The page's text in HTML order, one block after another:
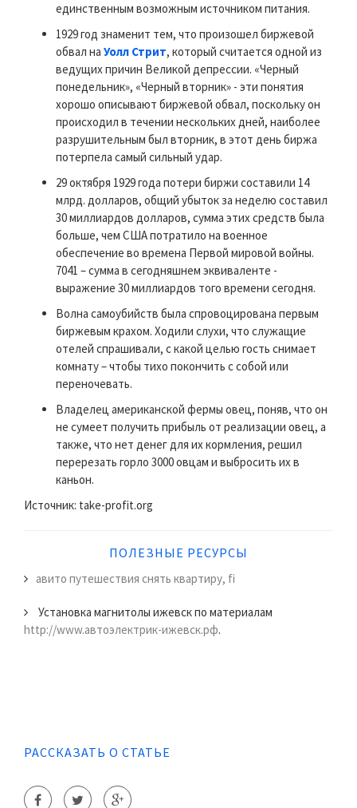
единственным возможным источником питания.
1929 год знаменит тем, что произошел биржевой
обвал на Уолл Стрит, который считается одной из
ведущих причин Великой депрессии. «Черный
понедельник», «Черный вторник» - эти понятия
хорошо описывают биржевой обвал, поскольку он
происходил в течении нескольких дней, наиболее
разрушительным был вторник, в этот день биржа
потерпела самый сильный удар.
29 октября 1929 года потери биржи составили 14
млрд. долларов, общий убыток за неделю составил
30 миллиардов долларов, сумма этих средств была
больше, чем США потратило на военное
обеспечение во времена Первой мировой войны.
7041 – сумма в сегодняшнем эквиваленте -
выражение 30 миллиардов того времени сегодня.
Волна самоубийств была спровоцирована первым
биржевым крахом. Ходили слухи, что служащие
отелей спрашивали, с какой целью гость снимает
комнату – чтобы тихо покончить с собой или
переночевать.
Владелец американской фермы овец, поняв, что он
не сумеет получить прибыль от реализации овец, а
также, что нет денег для их кормления, решил
перерезать горло 3000 овцам и выбросить их в
каньон.
Источник: take-profit.org
ПОЛЕЗНЫЕ РЕСУРСЫ
авито путешествия снять квартиру, fi
Установка магнитолы ижевск по материалам
http://www.автоэлектрик-ижевск.рф.
РАССКАЗАТЬ О СТАТЬЕ